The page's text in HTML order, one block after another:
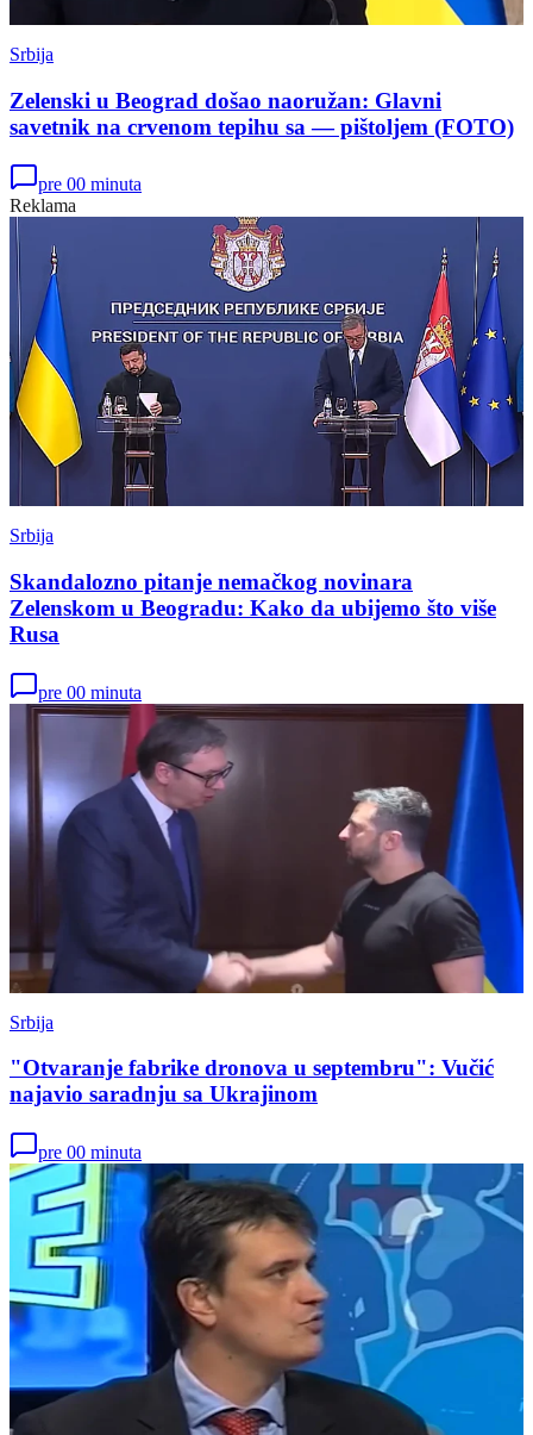
Srbija
Zelenski u Beograd došao naoružan: Glavni
savetnik na crvenom tepihu sa — pištoljem (FOTO)
pre 00 minuta
Reklama
Srbija
Skandalozno pitanje nemačkog novinara
Zelenskom u Beogradu: Kako da ubijemo što više
Rusa
pre 00 minuta
Srbija
"Otvaranje fabrike dronova u septembru": Vučić
najavio saradnju sa Ukrajinom
pre 00 minuta